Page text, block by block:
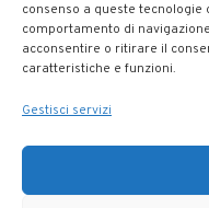
consenso a queste
comportamento di
acconsentire o ritirare il
caratteristiche e funzioni.
Gestisci servizi
Note